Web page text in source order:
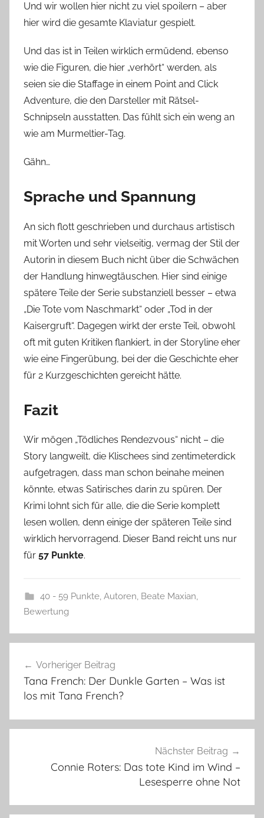
Und wir wollen hier nicht zu viel spoilern – aber
hier wird die gesamte Klaviatur gespielt.
Und das ist in Teilen wirklich ermüdend, ebenso
wie die Figuren, die hier „verhört“ werden, als
seien sie die Staffage in einem Point and Click
Adventure, die den Darsteller mit Rätsel-
Schnipseln ausstatten. Das fühlt sich ein weng an
wie am Murmeltier-Tag.
Gähn…
Sprache und Spannung
An sich flott geschrieben und durchaus artistisch
mit Worten und sehr vielseitig, vermag der Stil der
Autorin in diesem Buch nicht über die Schwächen
der Handlung hinwegtäuschen. Hier sind einige
spätere Teile der Serie substanziell besser – etwa
„Die Tote vom Naschmarkt“ oder „Tod in der
Kaisergruft“. Dagegen wirkt der erste Teil, obwohl
oft mit guten Kritiken flankiert, in der Storyline eher
wie eine Fingerübung, bei der die Geschichte eher
für 2 Kurzgeschichten gereicht hätte.
Fazit
Wir mögen „Tödliches Rendezvous“ nicht – die
Story langweilt, die Klischees sind zentimeterdick
aufgetragen, dass man schon beinahe meinen
könnte, etwas Satirisches darin zu spüren. Der
Krimi lohnt sich für alle, die die Serie komplett
lesen wollen, denn einige der späteren Teile sind
wirklich hervorragend. Dieser Band reicht uns nur
für 57 Punkte.
40 - 59 Punkte, Autoren, Beate Maxian,
Bewertung
Vorheriger Beitrag
Tana French: Der Dunkle Garten – Was ist
los mit Tana French?
Nächster Beitrag
Connie Roters: Das tote Kind im Wind –
Lesesperre ohne Not